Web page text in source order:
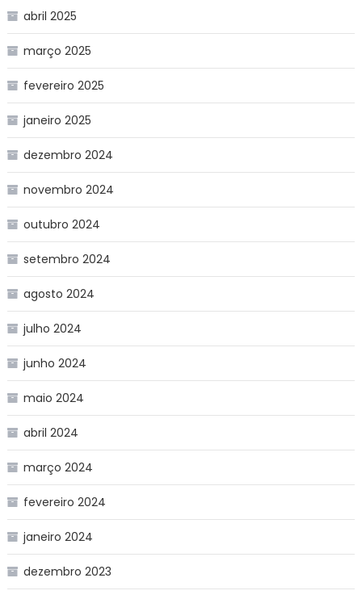
abril 2025
março 2025
fevereiro 2025
janeiro 2025
dezembro 2024
novembro 2024
outubro 2024
setembro 2024
agosto 2024
julho 2024
junho 2024
maio 2024
abril 2024
março 2024
fevereiro 2024
janeiro 2024
dezembro 2023